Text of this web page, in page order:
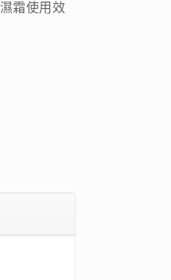
霜使用效